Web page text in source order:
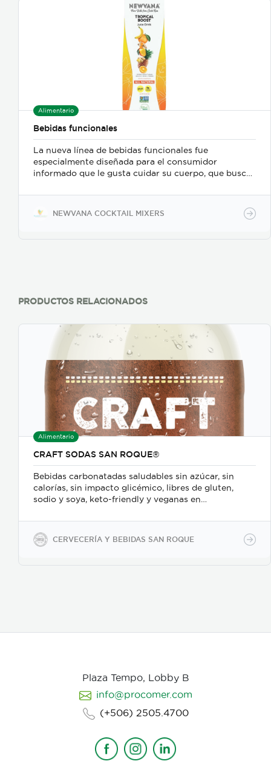
Alimentario
Bebidas funcionales
La nueva línea de bebidas funcionales fue
especialmente diseñada para el consumidor
informado que le gusta cuidar su cuerpo, que busca
línea de bebidas funcionales está enfocada en
brindarle características diferenciadoras y
potencializadoras a sus productos, de manera que el
NEWVANA COCKTAIL MIXERS
PRODUCTOS RELACIONADOS
Alimentario
CRAFT SODAS SAN ROQUE®
Bebidas carbonatadas saludables sin azúcar, sin
calorías, sin impacto glicémico, libres de gluten,
sodio y soya, keto-friendly y veganas en
en PET.
CERVECERÍA Y BEBIDAS SAN ROQUE
Plaza Tempo, Lobby B
info@procomer.com
(+506) 2505.4700